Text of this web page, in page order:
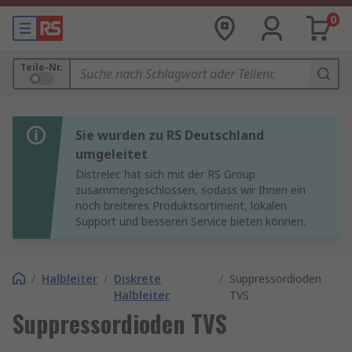
0
Teile-Nr.
Sie wurden zu RS Deutschland
umgeleitet
Distrelec hat sich mit der RS Group
zusammengeschlossen, sodass wir Ihnen ein
noch breiteres Produktsortiment, lokalen
Support und besseren Service bieten können.
/ Halbleiter / Diskrete
Halbleiter
/ Suppressordioden
TVS
Suppressordioden TVS